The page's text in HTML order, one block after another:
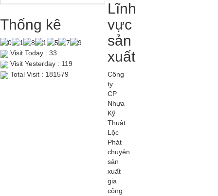
Thống kê
Visit Today : 33
Visit Yesterday : 119
Total Visit : 181579
Lĩnh
vực
sản
xuất
Công
ty
CP
Nhựa
Kỹ
Thuật
Lộc
Phát
chuyên
sản
xuất
gia
công